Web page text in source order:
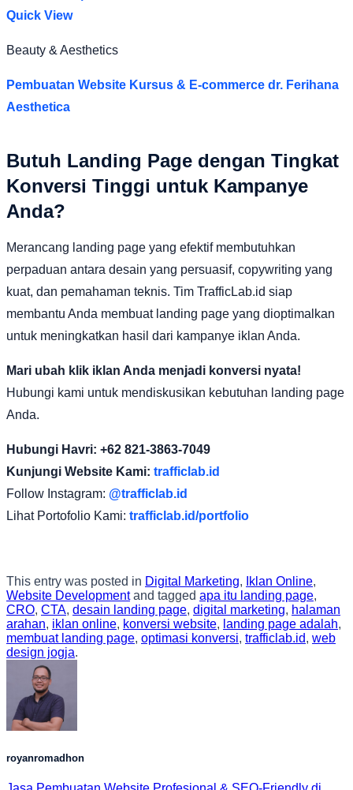
Quick View
Beauty & Aesthetics
Pembuatan Website Kursus & E-commerce dr. Ferihana
Aesthetica
Butuh Landing Page dengan Tingkat
Konversi Tinggi untuk Kampanye
Anda?
Merancang landing page yang efektif membutuhkan
perpaduan antara desain yang persuasif, copywriting yang
kuat, dan pemahaman teknis. Tim TrafficLab.id siap
membantu Anda membuat landing page yang dioptimalkan
untuk meningkatkan hasil dari kampanye iklan Anda.
Mari ubah klik iklan Anda menjadi konversi nyata!
Hubungi kami untuk mendiskusikan kebutuhan landing page
Anda.
Hubungi Havri: +62 821-3863-7049
Kunjungi Website Kami: trafficlab.id
Follow Instagram: @trafficlab.id
Lihat Portofolio Kami: trafficlab.id/portfolio
This entry was posted in Digital Marketing, Iklan Online,
Website Developmentand tagged apa itu landing page,
CRO, CTA, desain landing page, digital marketing, halaman
arahan, iklan online, konversi website, landing page adalah,
membuat landing page, optimasi konversi, trafficlab.id, web
design jogja.
royanromadhon